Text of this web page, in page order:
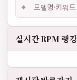
⌖
실시간 RPM 랭킹